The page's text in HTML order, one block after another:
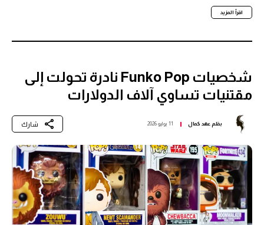
اقرأ المزيد
شخصيات Funko Pop نادرة تحولت إلى
مقتنيات تساوي آلاف الدولارات
بقلمعهد كمال 11 يوليو 2026 شارك